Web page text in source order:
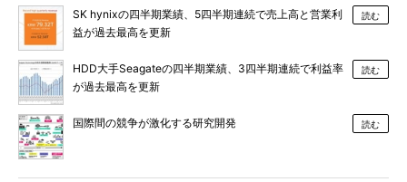
SK hynixの四半期業績、5四半期連続で売上高と営業利
益が過去最高を更新
読む
HDD大手Seagateの四半期業績、3四半期連続で利益率
が過去最高を更新
読む
国際間の競争が激化する研究開発 読む